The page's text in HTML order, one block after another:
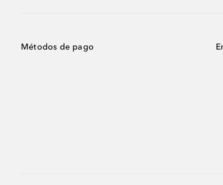
Métodos de pago